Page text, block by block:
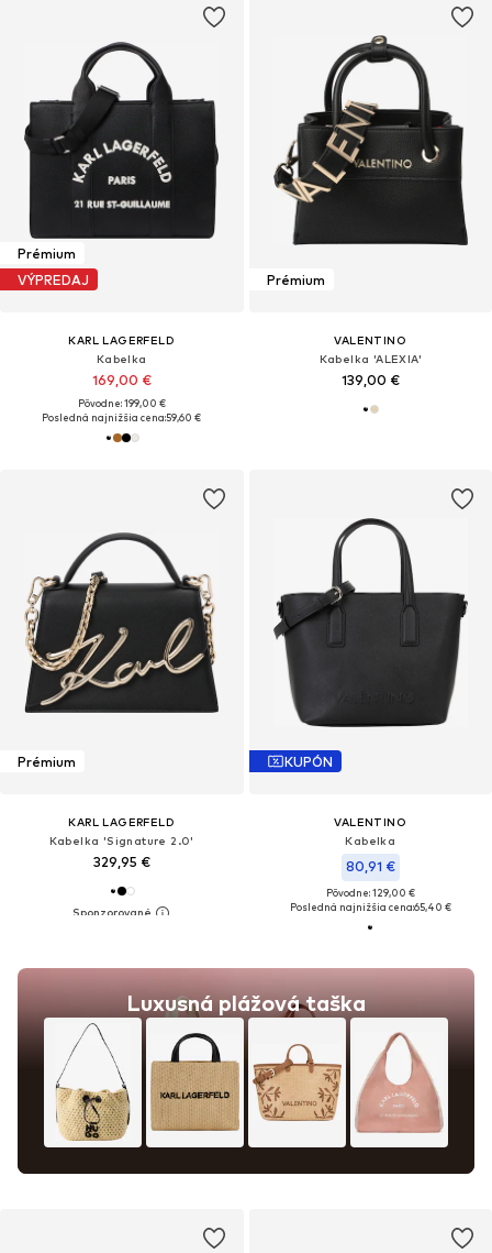
Prémium
VÝPREDAJ
KARL LAGERFELD
Kabelka
169,00 €
Pôvodne: 199,00 €
Posledná najnižšia cena:59,60 €
Prémium
VALENTINO
Kabelka 'ALEXIA'
139,00 €
Prémium
KARL LAGERFELD
Kabelka 'Signature 2.0'
329,95 €
Luxusná plážová taška
KUPÓN
VALENTINO
Kabelka
80,91 €
Pôvodne: 129,00 €
Posledná najnižšia cena:65,40 €